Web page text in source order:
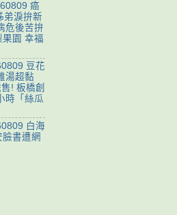
癌
弟淚拚新
危後苦拚
園 幸福
豆花
湯超黏
! 板橋創
時「絲瓜
白海
書遭網